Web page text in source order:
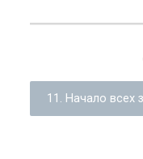
11. Начало всех